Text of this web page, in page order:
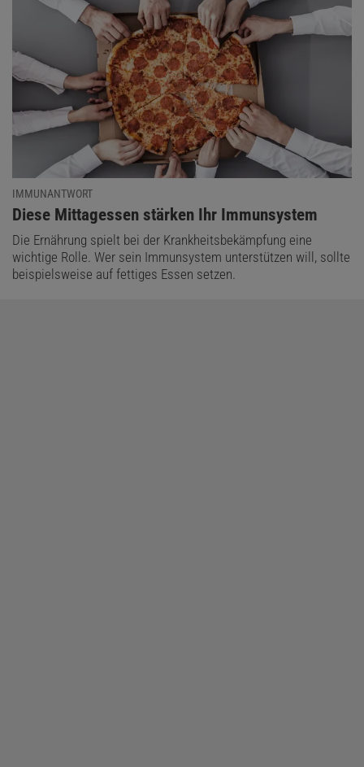
IMMUNANTWORT
:
Diese Mittagessen stärken Ihr Immunsystem
Die Ernährung spielt bei der Krankheitsbekämpfung eine
wichtige Rolle. Wer sein Immunsystem unterstützen will, sollte
beispielsweise auf fettiges Essen setzen.